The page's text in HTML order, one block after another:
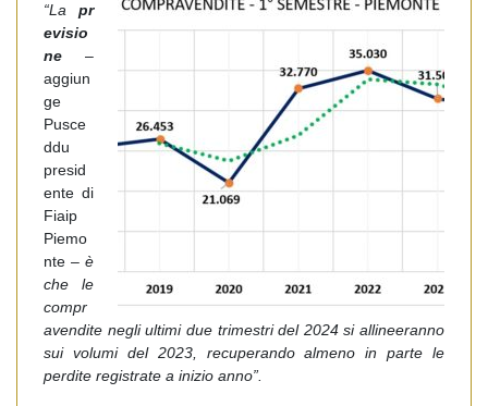
“Lapr
evisio
ne –
aggiun
ge
Pusce
ddu
presid
ente di
Fiaip
Piemo
nte –è
che le
compr
avendite negli ultimi due trimestri del 2024 si allineeranno
sui volumi del 2023, recuperando almeno in parte le
perdite registrate a inizio anno”.